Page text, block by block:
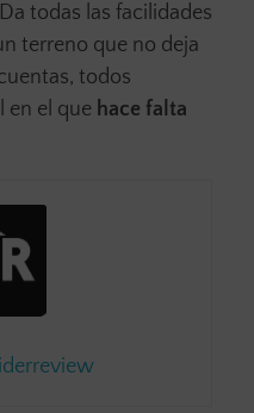
todas las facilidades
terreno que no deja
todos
en el que hace falta